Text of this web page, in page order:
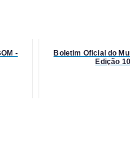
-
Boletim Oficial do
Edição